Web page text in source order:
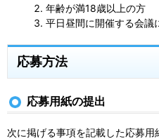
年齢が満18歳以上の方
平日昼間に開催する会議
応募方法
応募用紙の提出
次に掲げる事項を記載した応募